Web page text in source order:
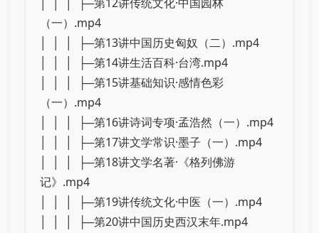
（一）.mp4
│ │ │ ├─第13讲中国历史匈奴（二）.mp4
│ │ │ ├─第14讲生活百科·台湾.mp4
│ │ │ ├─第15讲基础知识·感情色彩
（一）.mp4
│ │ │ ├─第16讲诗词专项·孟浩然（一）.mp4
│ │ │ ├─第17讲文学常识·墨子（一）.mp4
│ │ │ ├─第18讲文学名著·《格列佛游
记》.mp4
│ │ │ ├─第19讲传统文化·中医（一）.mp4
│ │ │ ├─第20讲中国历史西汉末年.mp4